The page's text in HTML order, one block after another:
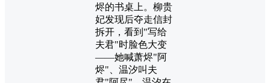
烬的书桌上。柳贵
妃发现后夺走信封
拆开，看到"写给
夫君"时脸色大变
——她喊萧烬"阿
烬"、温汐叫夫